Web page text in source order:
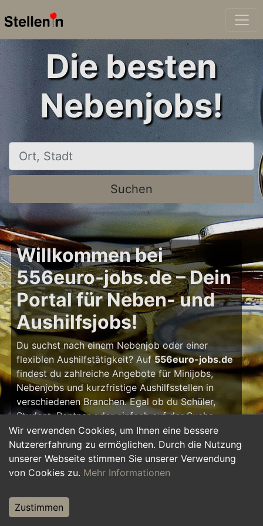
Wir verwenden Cookies, um Ihnen eine bessere
Nutzererfahrung zu ermöglichen. Durch die Nutzung
unserer Webseite stimmen Sie unserer Verwendung
von Cookies zu. Mehr Informationen
Zustimmen
Die besten
Nebenjobs!
Ort, Stadt
Suchen
Willkommen bei
556euro-jobs.de – Dein
Portal für Neben- und
Aushilfsjobs!
Du suchst nach einem Nebenjob oder einer
flexiblen Aushilfstätigkeit? Auf556euro-jobs.de
findest du zahlreiche Angebote für Minijobs,
Nebenjobs und kurzfristige Aushilfsstellen in
verschiedenen Branchen. Egal ob du Schüler,
Student, Rentner oder einfach auf der Suche
nach einem kleinen Zusatzverdienst bist – hier
findest du die passende Tätigkeit, die zu deinem
Zeitplan passt.
Ein Nebenjob oder Aushilfsjob bietet viele